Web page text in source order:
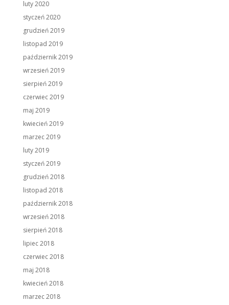
luty 2020
styczeń 2020
grudzień 2019
listopad 2019
październik 2019
wrzesień 2019
sierpień 2019
czerwiec 2019
maj 2019
kwiecień 2019
marzec 2019
luty 2019
styczeń 2019
grudzień 2018
listopad 2018
październik 2018
wrzesień 2018
sierpień 2018
lipiec 2018
czerwiec 2018
maj 2018
kwiecień 2018
marzec 2018